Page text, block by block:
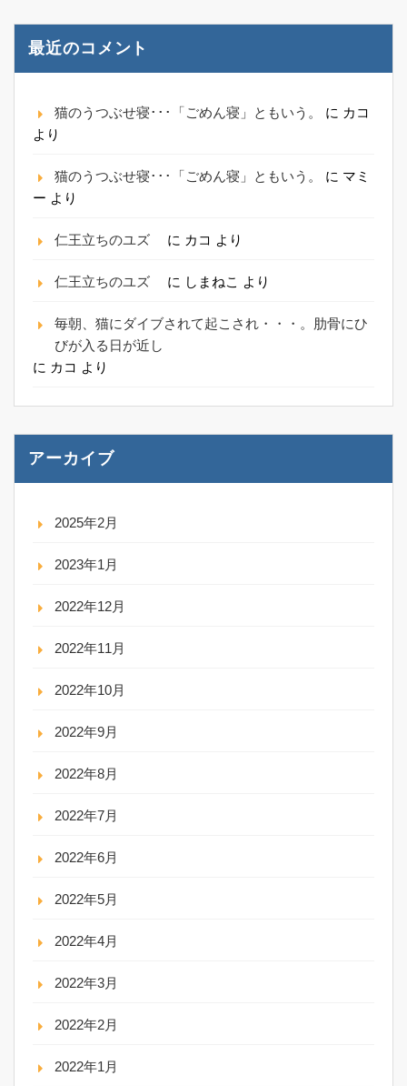
最近のコメント
猫のうつぶせ寝･･･「ごめん寝」ともいう。 に カコ
より
猫のうつぶせ寝･･･「ごめん寝」ともいう。 に マミ
ー より
仁王立ちのユズ に カコ より
仁王立ちのユズ に しまねこ より
毎朝、猫にダイブされて起こされ・・・。肋骨にひ
びが入る日が近し
に カコ より
アーカイブ
2025年2月
2023年1月
2022年12月
2022年11月
2022年10月
2022年9月
2022年8月
2022年7月
2022年6月
2022年5月
2022年4月
2022年3月
2022年2月
2022年1月